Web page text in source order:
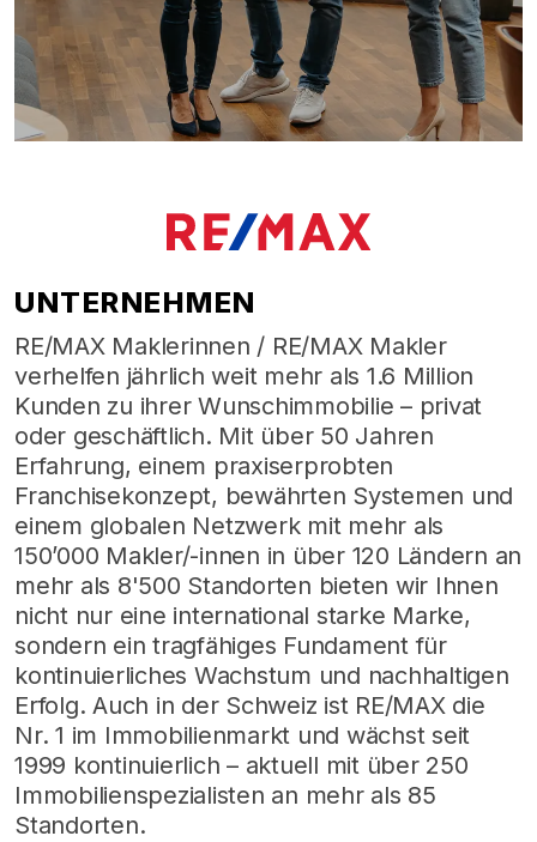
UNTERNEHMEN
RE/MAX Maklerinnen / RE/MAX Makler
verhelfen jährlich weit mehr als 1.6 Million
Kunden zu ihrer Wunschimmobilie – privat
oder geschäftlich. Mit über 50 Jahren
Erfahrung, einem praxiserprobten
Franchisekonzept, bewährten Systemen und
einem globalen Netzwerk mit mehr als
150’000 Makler/-innen in über 120 Ländern an
mehr als 8'500 Standorten bieten wir Ihnen
nicht nur eine international starke Marke,
sondern ein tragfähiges Fundament für
kontinuierliches Wachstum und nachhaltigen
Erfolg. Auch in der Schweiz ist RE/MAX die
Nr. 1 im Immobilienmarkt und wächst seit
1999 kontinuierlich – aktuell mit über 250
Immobilienspezialisten an mehr als 85
Standorten.